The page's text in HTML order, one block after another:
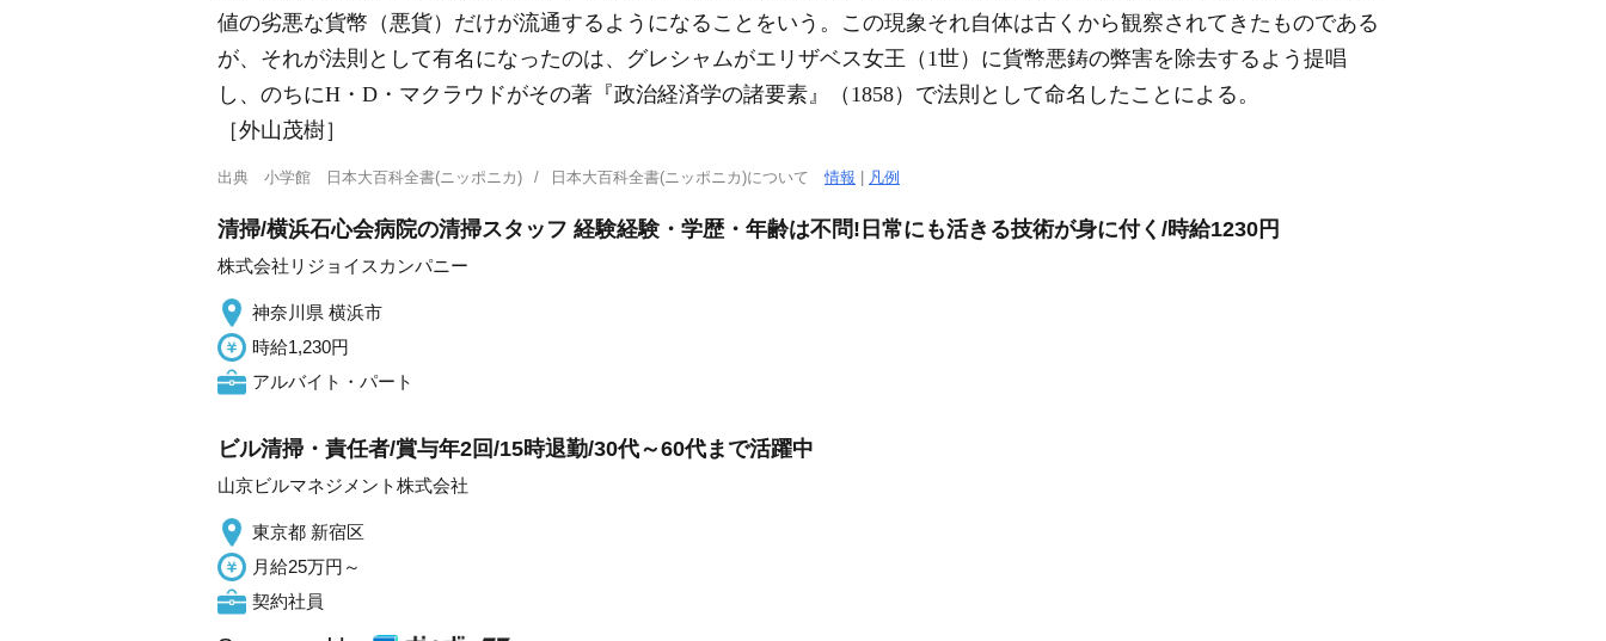
値の劣悪な貨幣（悪貨）だけが流通するようになることをいう。この現象それ自体は古くから観察されてきたものである
が、それが法則として有名になったのは、グレシャムがエリザベス女王（1世）に貨幣悪鋳の弊害を除去するよう提唱
し、のちにH・D・マクラウドがその著『政治経済学の諸要素』（1858）で法則として命名したことによる。
［外山茂樹］
出典 小学館 日本大百科全書(ニッポニカ) 日本大百科全書(ニッポニカ)について情報 | 凡例
清掃/横浜石心会病院の清掃スタッフ 経験経験・学歴・年齢は不問!日常にも活きる技術が身に付く/時給1230円
株式会社リジョイスカンパニー
神奈川県 横浜市
時給1,230円
アルバイト・パート
ビル清掃・責任者/賞与年2回/15時退勤/30代～60代まで活躍中
山京ビルマネジメント株式会社
東京都 新宿区
月給25万円～
契約社員